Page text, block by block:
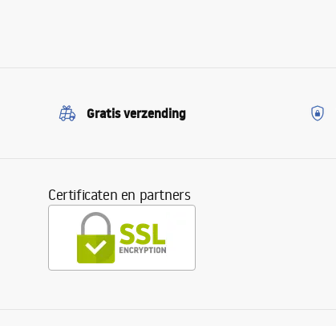
Gratis verzending
Certificaten en partners